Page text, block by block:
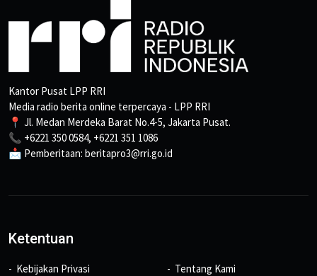
Kantor Pusat LPP RRI
Media radio berita online terpercaya - LPP RRI
📍 Jl. Medan Merdeka Barat No.4-5, Jakarta Pusat.
📞 +6221 350 0584, +6221 351 1086
📩 Pemberitaan: beritapro3@rri.go.id
Ketentuan
Kebijakan Privasi
Tentang Kami